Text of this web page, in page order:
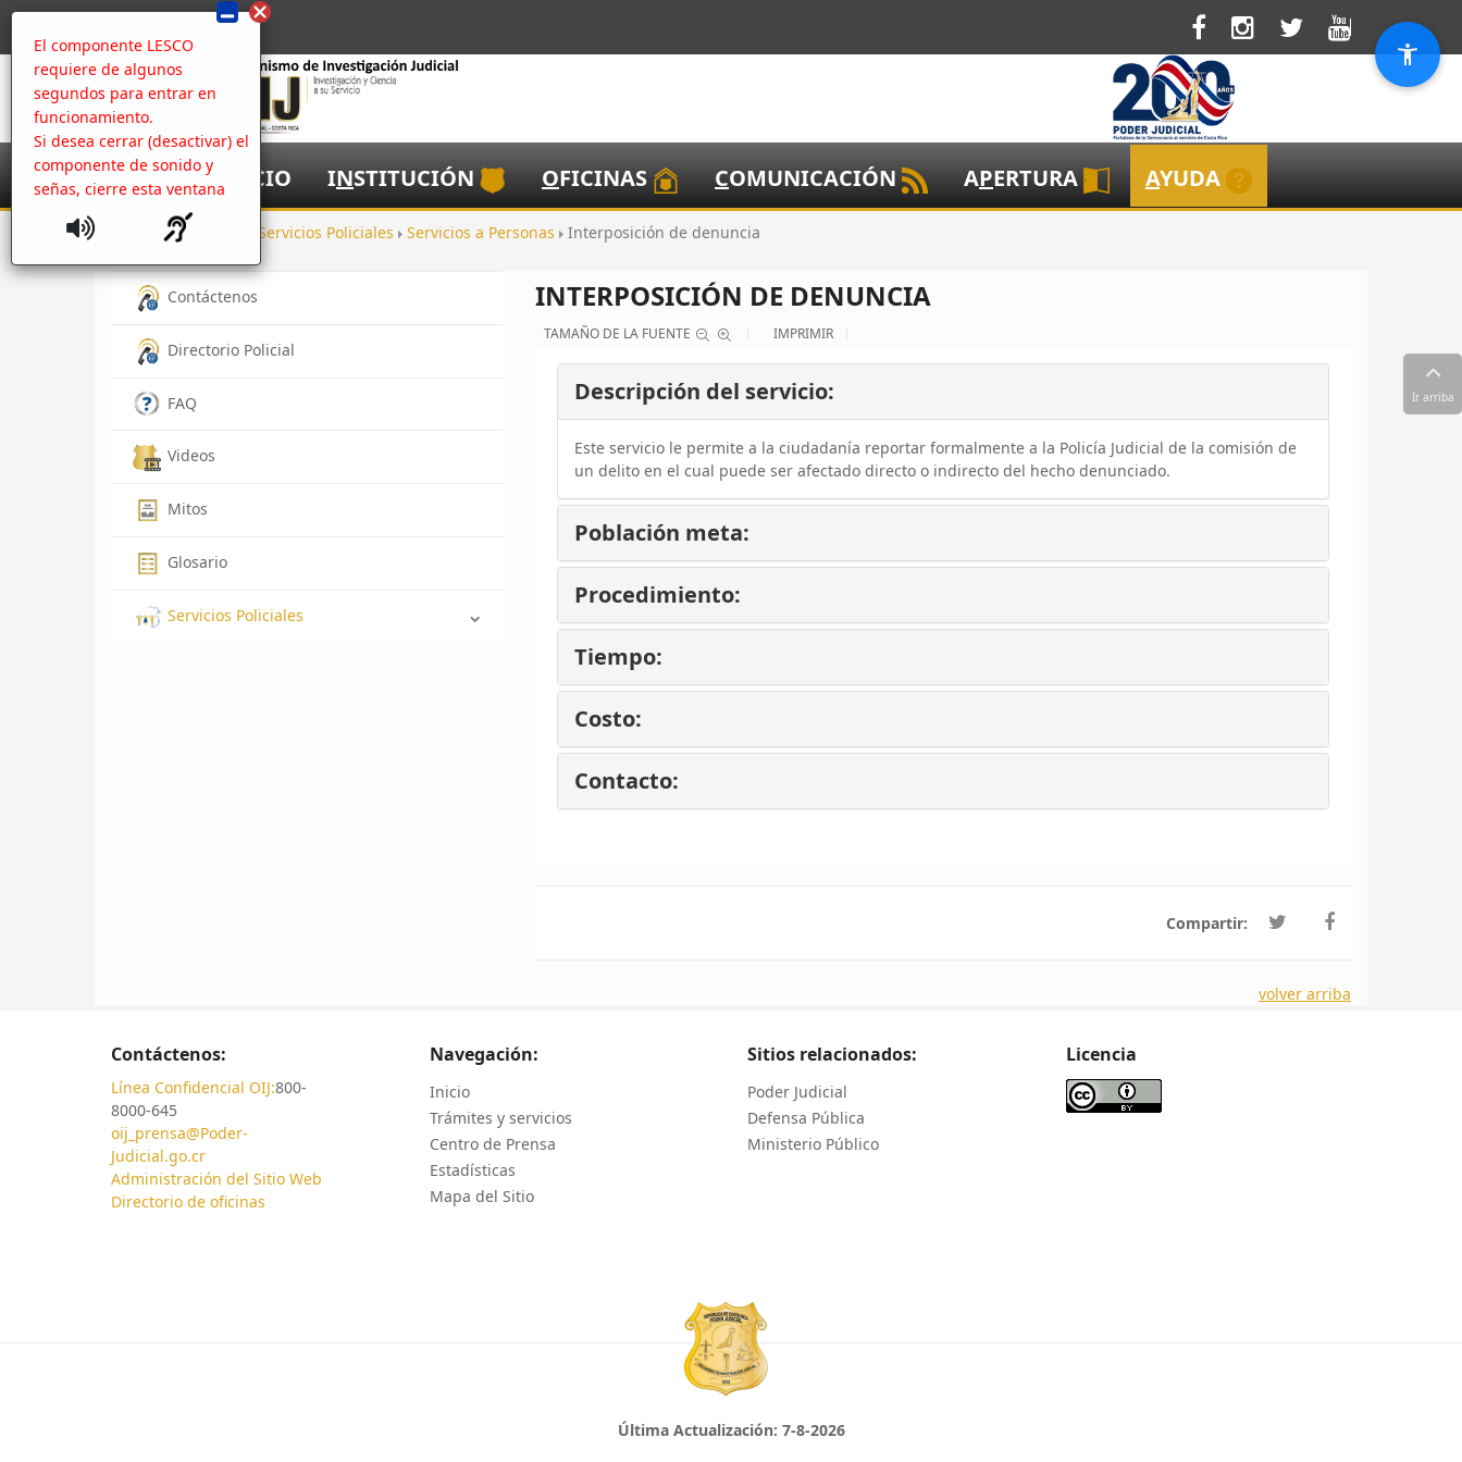
El componente LESCO
requiere de algunos
segundos para entrar en
funcionamiento.
Si desea cerrar (desactivar) el
componente de sonido y
señas, cierre esta ventana
NICIO INSTITUCIÓN OFICINAS COMUNICACIÓN APERTURA AYUDA
Inicio Servicios Policiales Servicios a Personas Interposición de denuncia
Contáctenos
Directorio Policial
FAQ
Videos
Mitos
Glosario
Servicios Policiales
INTERPOSICIÓN DE DENUNCIA
TAMAÑO DE LA FUENTE IMPRIMIR
Descripción del servicio:
Este servicio le permite a la ciudadanía reportar formalmente a la Policía Judicial de la comisión de
un delito en el cual puede ser afectado directo o indirecto del hecho denunciado.
Población meta:
Procedimiento:
Tiempo:
Costo:
Contacto:
Compartir:
volver arriba
Contáctenos:
Línea Confidencial OIJ:800-
8000-645
oij_prensa@Poder-
Judicial.go.cr
Administración del Sitio Web
Directorio de oficinas
Navegación:
Inicio
Trámites y servicios
Centro de Prensa
Estadísticas
Mapa del Sitio
Sitios relacionados:
Poder Judicial
Defensa Pública
Ministerio Público
Licencia
Última Actualización: 7-8-2026
Ir arriba